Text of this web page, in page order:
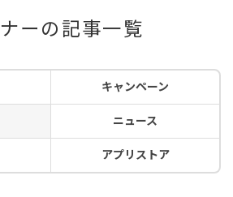
ーの記事一覧
キャンペーン
ニュース
アプリストア